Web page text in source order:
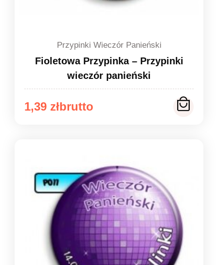
Przypinki Wieczór Panieński
Fioletowa Przypinka – Przypinki
wieczór panieński
1,39 zł
Zakres
do
1,49 zł